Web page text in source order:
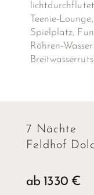
Teenie-
Spielplatz,
Röhren-
7 Nächte
Feldhof
ab 1330 €